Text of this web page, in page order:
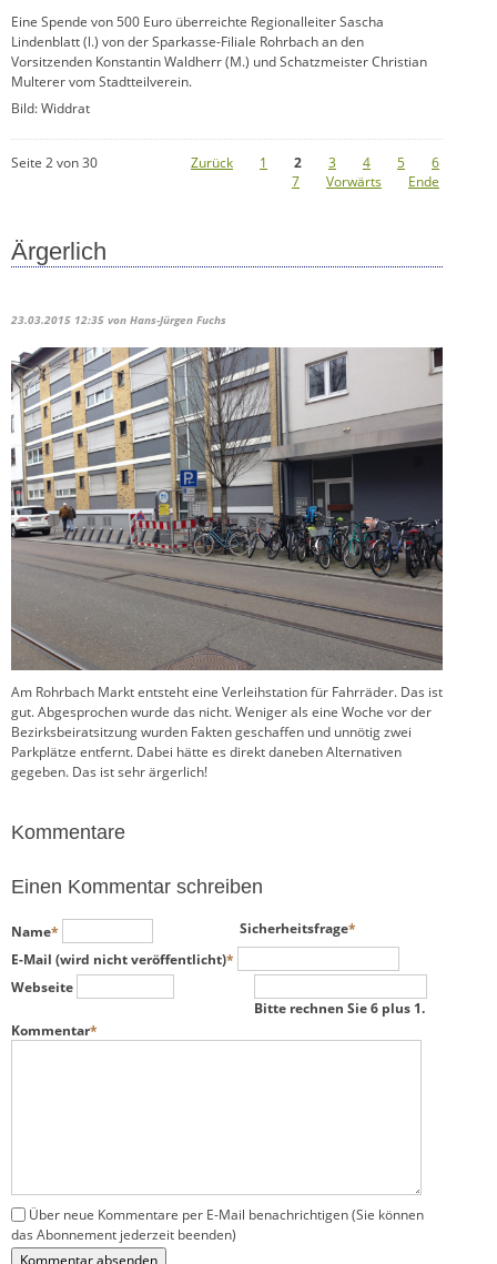
Eine Spende von 500 Euro überreichte Regionalleiter Sascha
Lindenblatt (l.) von der Sparkasse-Filiale Rohrbach an den
Vorsitzenden Konstantin Waldherr (M.) und Schatzmeister Christian
Multerer vom Stadtteilverein.
Bild: Widdrat
Seite 2 von 30 Zurück 1 2 3 4 5
6
7
Vorwärts Ende
Ärgerlich
23.03.2015 12:35 von Hans-Jürgen Fuchs
Am Rohrbach Markt entsteht eine Verleihstation für Fahrräder. Das ist
gut. Abgesprochen wurde das nicht. Weniger als eine Woche vor der
Bezirksbeiratsitzung wurden Fakten geschaffen und unnötig zwei
Parkplätze entfernt. Dabei hätte es direkt daneben Alternativen
gegeben. Das ist sehr ärgerlich!
Kommentare
Einen Kommentar schreiben
Pflichtfeld
Name*
Pflichtfeld
E-Mail (wird nicht veröffentlicht)*
Webseite
Pflichtfeld
Sicherheitsfrage*
Bitte rechnen Sie 6 plus 1.
Pflichtfeld
Kommentar*
Über neue Kommentare per E-Mail benachrichtigen (Sie können
das Abonnement jederzeit beenden)
Kommentar absenden